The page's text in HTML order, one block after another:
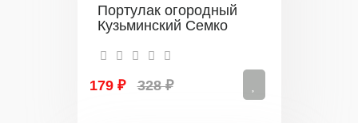
Портулак огородный
Кузьминский Семко
179 ₽ 328 ₽